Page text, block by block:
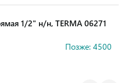
1/2" н/н, TERMA 06271
Позже: 4500